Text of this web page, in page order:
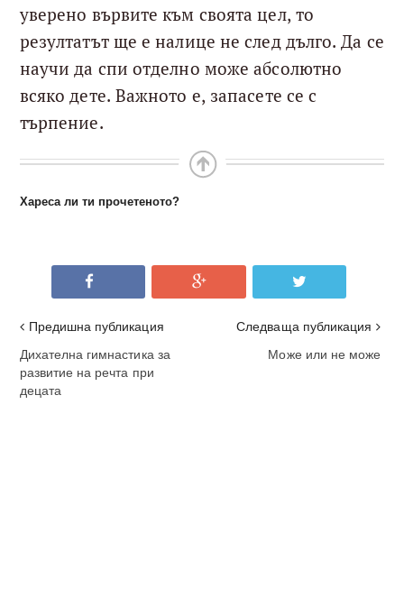
уверено вървите към своята цел, то
резултатът ще е налице не след дълго. Да се
научи да спи отделно може абсолютно
всяко дете. Важното е, запасете се с
търпение.
Хареса ли ти прочетеното?
Предишна публикация
Дихателна гимнастика за
развитие на речта при
децата
Следваща публикация
Може или не може